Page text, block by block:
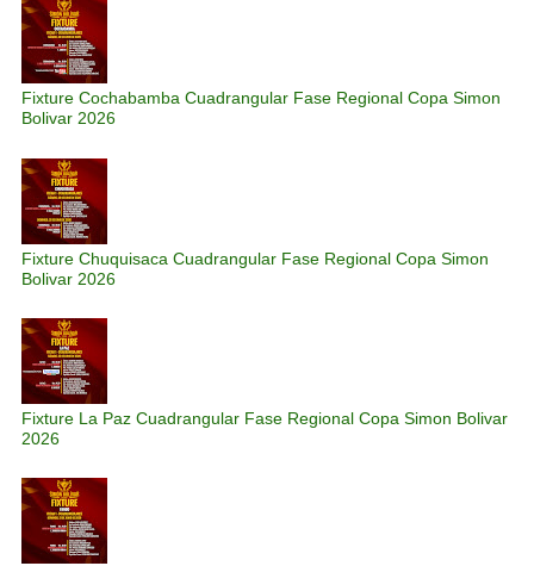
Fixture Cochabamba Cuadrangular Fase Regional Copa Simon
Bolivar 2026
Fixture Chuquisaca Cuadrangular Fase Regional Copa Simon
Bolivar 2026
Fixture La Paz Cuadrangular Fase Regional Copa Simon Bolivar
2026